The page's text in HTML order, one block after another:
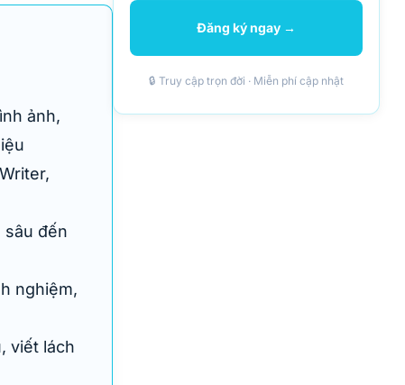
ảnh,
sâu đến
nghiệm,
viết lách
Đăng ký ngay →
🔒 Truy cập trọn đời · Miễn phí cập nhật